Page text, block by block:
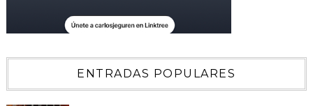
ENTRADAS POPULARES